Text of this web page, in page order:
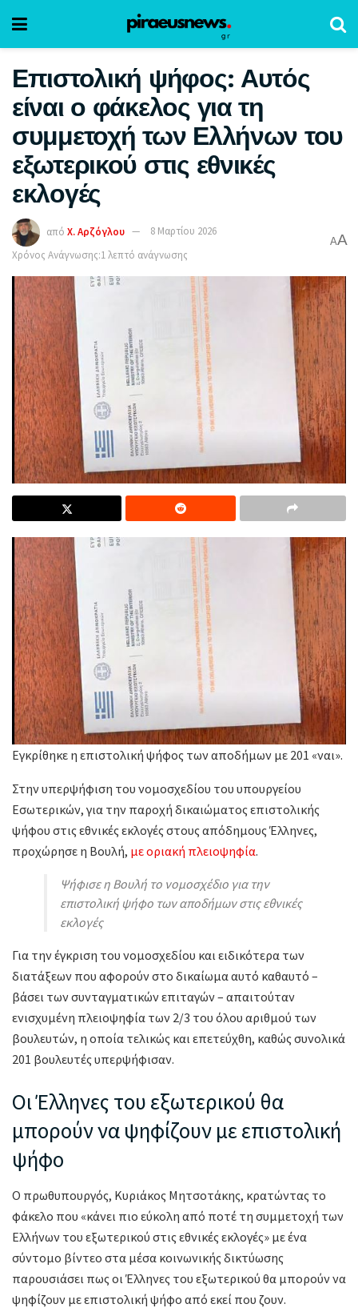
Επιστολική ψήφος: Αυτός
είναι ο φάκελος για τη
συμμετοχή των Ελλήνων του
εξωτερικού στις εθνικές
εκλογές
από Χ. Αρζόγλου
8 Μαρτίου 2026
Χρόνος Ανάγνωσης:1 λεπτό ανάγνωσης
AA
Εγκρίθηκε η επιστολική ψήφος των αποδήμων με 201 «ναι».
Στην υπερψήφιση του νομοσχεδίου του υπουργείου
Εσωτερικών, για την παροχή δικαιώματος επιστολικής
ψήφου στις εθνικές εκλογές στους απόδημους Έλληνες,
προχώρησε η Βουλή, με οριακή πλειοψηφία.
Ψήφισε η Βουλή το νομοσχέδιο για την
επιστολική ψήφο των αποδήμων στις εθνικές
εκλογές
Για την έγκριση του νομοσχεδίου και ειδικότερα των
διατάξεων που αφορούν στο δικαίωμα αυτό καθαυτό –
βάσει των συνταγματικών επιταγών – απαιτούταν
ενισχυμένη πλειοψηφία των 2/3 του όλου αριθμού των
βουλευτών, η οποία τελικώς και επετεύχθη, καθώς συνολικά
201 βουλευτές υπερψήφισαν.
Οι Έλληνες του εξωτερικού θα
μπορούν να ψηφίζουν με επιστολική
ψήφο
Ο πρωθυπουργός, Κυριάκος Μητσοτάκης, κρατώντας το
φάκελο που «κάνει πιο εύκολη από ποτέ τη συμμετοχή των
Ελλήνων του εξωτερικού στις εθνικές εκλογές» με ένα
σύντομο βίντεο στα μέσα κοινωνικής δικτύωσης
παρουσιάσει πως οι Έλληνες του εξωτερικού θα μπορούν να
ψηφίζουν με επιστολική ψήφο από εκεί που ζουν.